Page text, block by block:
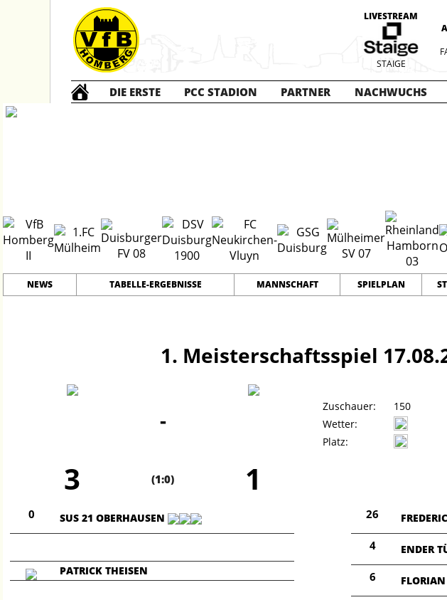
LIVESTREAM
STAIGE
DIE ERSTE PCC STADION PARTNER NACHWUCHS
NEWS TABELLE-ERGEBNISSE MANNSCHAFT SPIELPLAN
1. Meisterschaftsspiel
-
3 (1:0) 1
Zuschauer:
150
Wetter:
Platz:
0 SUS 21 OBERHAUSEN
PATRICK THEISEN
26
4 ENDER
6